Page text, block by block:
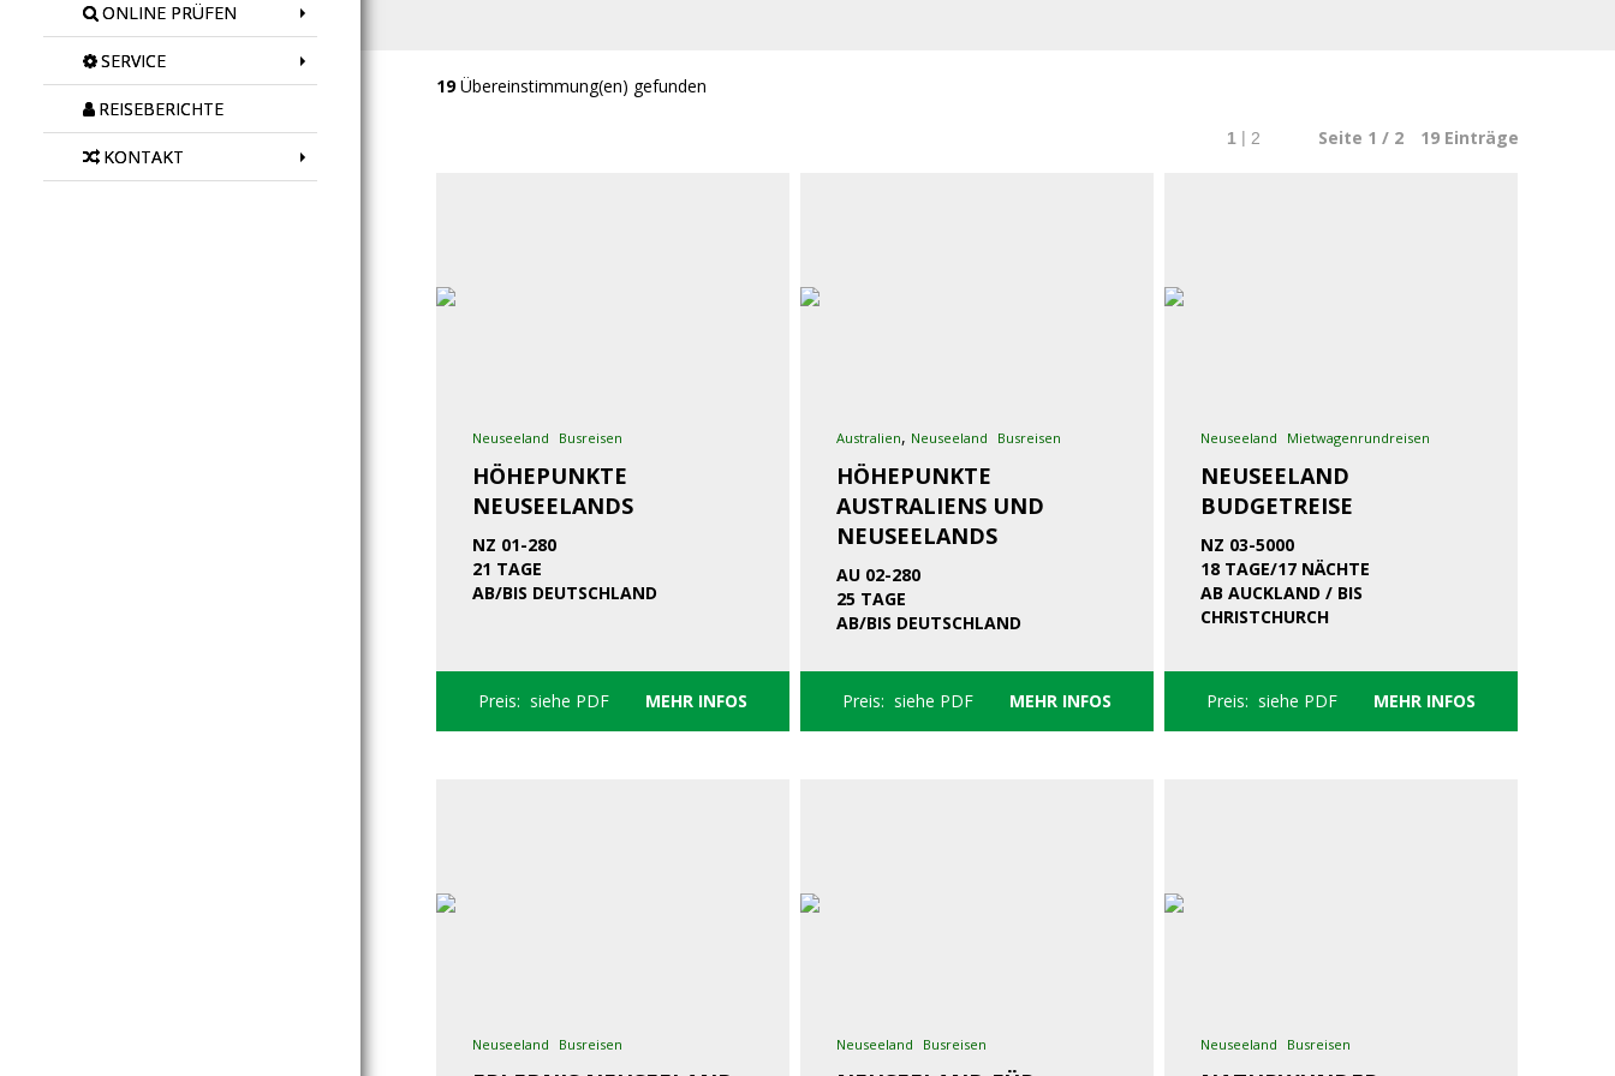
ONLINE PRÜFEN
SERVICE
REISEBERICHTE
KONTAKT
19Übereinstimmung(en) gefunden
1 | 2 Seite 1 / 2 19 Einträge
Neuseeland Busreisen
HÖHEPUNKTE
NEUSEELANDS
NZ 01-280
21 TAGE
AB/BIS DEUTSCHLAND
Preis: siehe PDF MEHR INFOS
Australien, Neuseeland Busreisen
HÖHEPUNKTE
AUSTRALIENS UND
NEUSEELANDS
AU 02-280
25 TAGE
AB/BIS DEUTSCHLAND
Preis: siehe PDF MEHR INFOS
Neuseeland Mietwagenrundreisen
NEUSEELAND
BUDGETREISE
NZ 03-5000
18 TAGE/17 NÄCHTE
AB AUCKLAND / BIS
CHRISTCHURCH
Preis: siehe PDF MEHR INFOS
Neuseeland Busreisen Neuseeland Busreisen Neuseeland Busreisen